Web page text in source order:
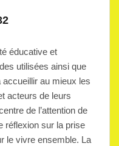
éducative et
utilisées ainsi que
accueillir au mieux les
acteurs de leurs
de l’attention de
réflexion sur la prise
le vivre ensemble. La